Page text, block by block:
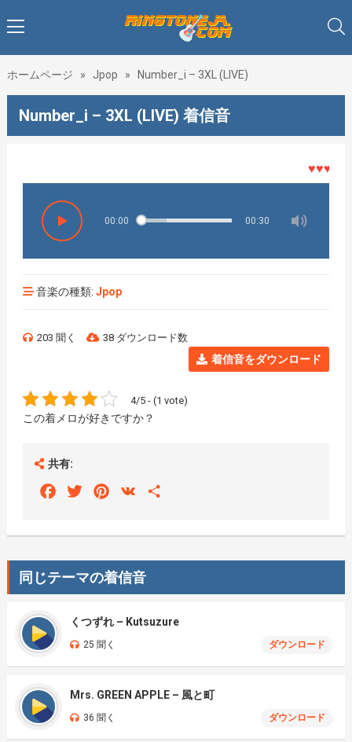
ホームページ » Jpop » Number_i – 3XL (LIVE)
Number_i – 3XL (LIVE) 着信音
♥♥♥着メ
00:00 00:30
音楽の種類: Jpop
203 聞く 38 ダウンロード数
着信音をダウンロード
4/5 - (1 vote)
この着メロが好きですか？
共有:
FacebookTwitterPinterest
VK
同じテーマの着信音
くつずれ – Kutsuzure
25 聞く ダウンロード
Mrs. GREEN APPLE – 風と町
36 聞く ダウンロード